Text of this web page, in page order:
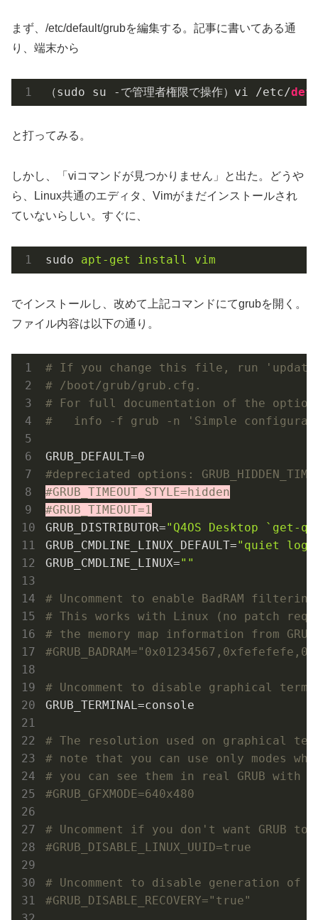
まず、/etc/default/grubを編集する。記事に書いてある通
り、端末から
（sudo su -で管理者権限で操作）vi /etc/
と打ってみる。
しかし、「viコマンドが見つかりません」と出た。どうや
ら、Linux共通のエディタ、Vimがまだインストールされ
ていないらしい。すぐに、
sudo apt-get install vim
でインストールし、改めて上記コマンドにてgrubを開く。
ファイル内容は以下の通り。
# If you change this file, run
# /boot/grub/grub.cfg.
# For full documentation of the
#   info -f grub -n 'Simple
#depreciated options:
#GRUB_TIMEOUT_STYLE=hidden
#GRUB_TIMEOUT=1
GRUB_DISTRIBUTOR="Q4OS Desktop
GRUB_CMDLINE_LINUX_DEFAULT="quiet
GRUB_CMDLINE_LINUX=""
# Uncomment to enable BadRAM
# This works with Linux (no patch
# the memory map information from
# Uncomment to disable graphical
GRUB_TERMINAL=console
# The resolution used on graphical
# note that you can use only modes
# you can see them in real GRUB with
#GRUB_GFXMODE=640x480
# Uncomment if you don't want GRUB
#GRUB_DISABLE_LINUX_UUID=true
# Uncomment to disable generation of
#GRUB_DISABLE_RECOVERY="true"